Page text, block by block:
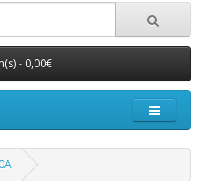
- 0,00€